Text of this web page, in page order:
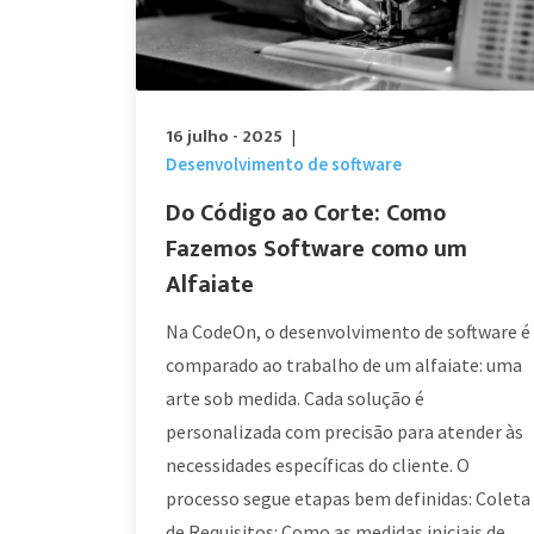
16 julho - 2025 |
Desenvolvimento de software
Do Código ao Corte: Como
Fazemos Software como um
Alfaiate
Na CodeOn, o desenvolvimento de software é
comparado ao trabalho de um alfaiate: uma
arte sob medida. Cada solução é
personalizada com precisão para atender às
necessidades específicas do cliente. O
processo segue etapas bem definidas: Coleta